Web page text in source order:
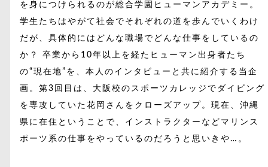
を身につけられるのが総合学園ヒューマンアカデミー。
学生たちはやがて社会でそれぞれの道を歩んでいくわけ
だが、具体的にはどんな職場でどんな仕事をしているの
か？ 卒業から10年以上を経たヒューマン出身者たち
の“現在地”を、本人のインタビューと共に紹介する当企
画。第3回目は、大阪校のスポーツカレッジでダイビング
を専攻していた花岡さんをクローズアップ。現在、沖縄
県に在住ということで、インストラクターなどマリンス
ポーツ系の仕事をやっているのだろうと思いきや…。